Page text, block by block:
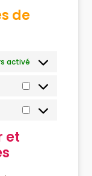
de
activé
et